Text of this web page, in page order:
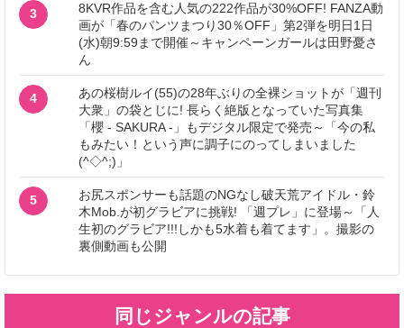
3
8KVR作品を含む人気の222作品が30%OFF! FANZA動
画が「春のパンツまつり30％OFF」第2弾を明日1日
(水)朝9:59まで開催～キャンペーンガールは田野憂さ
ん
4
あの桜樹ルイ(55)の28年ぶりの全裸ショットが「週刊
大衆」の袋とじに! 長らく絶版となっていた写真集
「櫻 - SAKURA -」もデジタル限定で発売～「今の私
もみたい！という声に調子にのってしまいました
(^◇^;)」
5
お尻スポンサーも話題のNGなし破天荒アイドル・鈴
木Mob.が初グラビアに挑戦! 「週プレ」に登場～「人
生初のグラビア!!!しかも5水着も着てます」。撮影の
裏側動画も公開
同じジャンルの記事